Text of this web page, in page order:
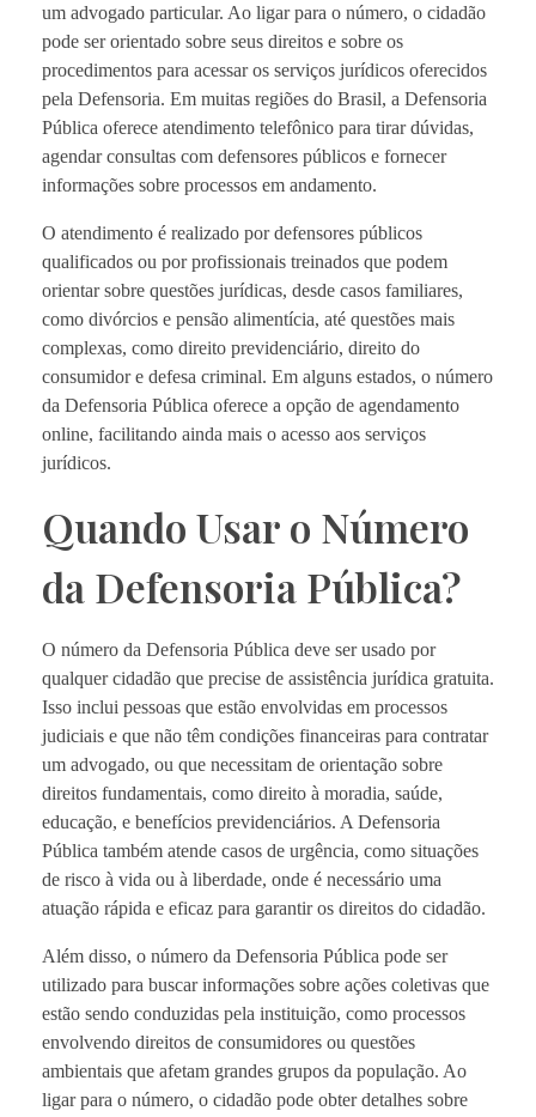
um advogado particular. Ao ligar para o número, o cidadão
pode ser orientado sobre seus direitos e sobre os
procedimentos para acessar os serviços jurídicos oferecidos
pela Defensoria. Em muitas regiões do Brasil, a Defensoria
Pública oferece atendimento telefônico para tirar dúvidas,
agendar consultas com defensores públicos e fornecer
informações sobre processos em andamento.
O atendimento é realizado por defensores públicos
qualificados ou por profissionais treinados que podem
orientar sobre questões jurídicas, desde casos familiares,
como divórcios e pensão alimentícia, até questões mais
complexas, como direito previdenciário, direito do
consumidor e defesa criminal. Em alguns estados, o número
da Defensoria Pública oferece a opção de agendamento
online, facilitando ainda mais o acesso aos serviços
jurídicos.
Quando Usar o Número
da Defensoria Pública?
O número da Defensoria Pública deve ser usado por
qualquer cidadão que precise de assistência jurídica gratuita.
Isso inclui pessoas que estão envolvidas em processos
judiciais e que não têm condições financeiras para contratar
um advogado, ou que necessitam de orientação sobre
direitos fundamentais, como direito à moradia, saúde,
educação, e benefícios previdenciários. A Defensoria
Pública também atende casos de urgência, como situações
de risco à vida ou à liberdade, onde é necessário uma
atuação rápida e eficaz para garantir os direitos do cidadão.
Além disso, o número da Defensoria Pública pode ser
utilizado para buscar informações sobre ações coletivas que
estão sendo conduzidas pela instituição, como processos
envolvendo direitos de consumidores ou questões
ambientais que afetam grandes grupos da população. Ao
ligar para o número, o cidadão pode obter detalhes sobre